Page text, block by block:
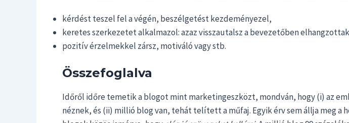
kérdést teszel fel a végén, beszélgetést kezdeményezel,
keretes szerkezetet alkalmazol: azaz visszautalsz a bevezetőben
pozitív érzelmekkel zársz, motiváló vagy stb.
Összefoglalva
Időről időre temetik a blogot mint marketingeszközt, mondván, hogy (i) az
néznek, és (ii) millió blog van, tehát telített a műfaj. Egyik érv sem állja meg a